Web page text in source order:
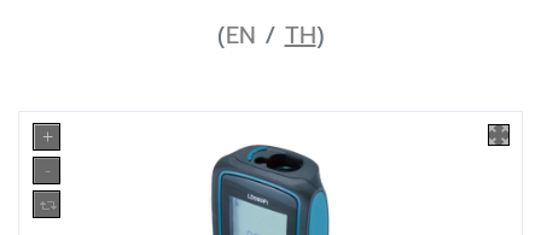
(EN / TH)